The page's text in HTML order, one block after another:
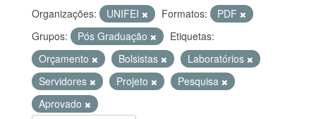
Organizações: UNIFEI Formatos:
PDF
Grupos:
Pós Graduação
Etiquetas:
Orçamento
Bolsistas
Laboratórios
Servidores
Projeto
Pesquisa
Aprovado